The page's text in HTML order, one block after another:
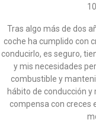
Tras algo más de dos
coche ha cumplido con
conducirlo, es seguro,
y mis necesidades
combustible y
hábito de conducción
compensa con creces